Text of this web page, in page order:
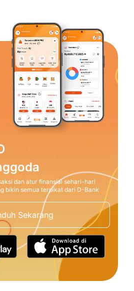
dan atur finansial sehari-hari
bikin semua terpikat dari D-Bank
Sekarang